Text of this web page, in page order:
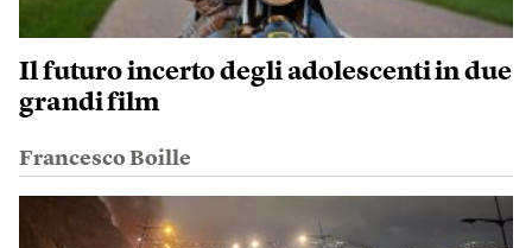
Il futuro incerto degli adolescenti in due
grandi film
Francesco Boille